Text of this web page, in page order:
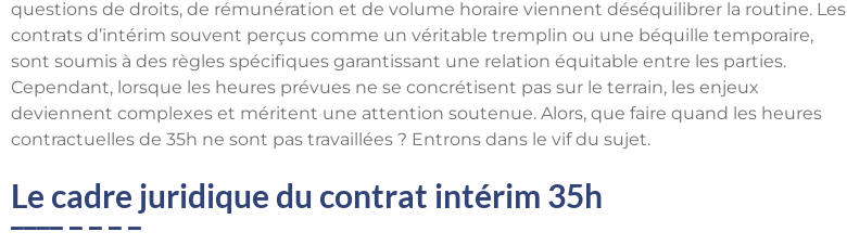
questions de droits, de rémunération et de volume horaire viennent déséquilibrer la routine. Les
contrats d’intérim souvent perçus comme un véritable tremplin ou une béquille temporaire,
sont soumis à des règles spécifiques garantissant une relation équitable entre les parties.
Cependant, lorsque les heures prévues ne se concrétisent pas sur le terrain, les enjeux
deviennent complexes et méritent une attention soutenue. Alors, que faire quand les heures
contractuelles de 35h ne sont pas travaillées ? Entrons dans le vif du sujet.
Le cadre juridique du contrat intérim 35h